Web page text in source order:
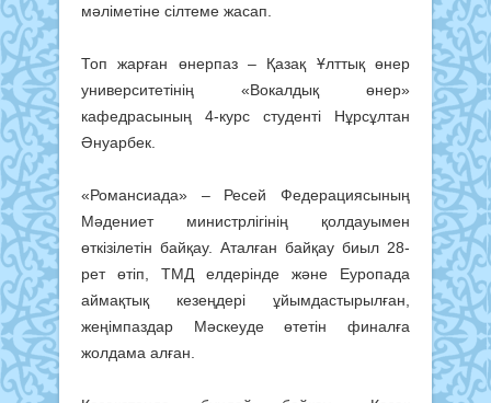
мәліметіне сілтеме жасап.
Топ жарған өнерпаз – Қазақ Ұлттық өнер
университетінің «Вокалдық өнер»
кафедрасының 4-курс студенті Нұрсұлтан
Әнуарбек.
«Романсиада» – Ресей Федерациясының
Мәдениет министрлігінің қолдауымен
өткізілетін байқау. Аталған байқау биыл 28-
рет өтіп, ТМД елдерінде және Еуропада
аймақтық кезеңдері ұйымдастырылған,
жеңімпаздар Мәскеуде өтетін финалға
жолдама алған.